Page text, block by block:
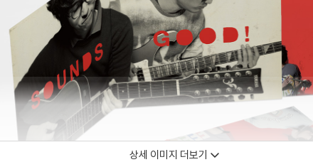
상세 이미지 더보기